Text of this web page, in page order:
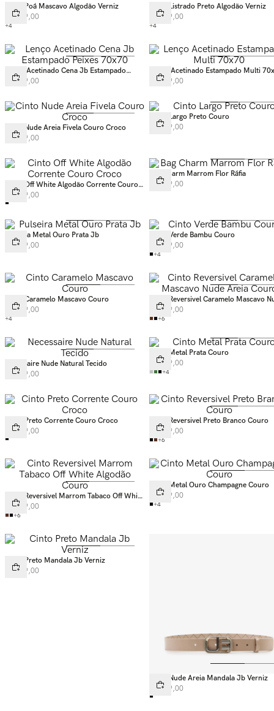
Cinto Poá Mascavo Algodão Verniz
R$ 219,00
+4
Cinto Listrado Preto Algodão Verniz
R$ 219,00
+4
Lenço Acetinado Cena Jb Estampado
Peixes 70x70
R$ 199,00
Lenço Acetinado Estampado Multi
R$ 199,00
Cinto Nude Areia Fivela Couro Croco
R$ 329,00
Cinto Largo Preto Couro
R$ 299,00
Cinto Off White Algodão Corrente Couro
Croco
R$ 399,00
Bag Charm Marrom Flor Ráfia
R$ 249,00
Pulseira Metal Ouro Prata Jb
R$ 349,00
Cinto Verde Bambu Couro
R$ 199,00
+4
Cinto Caramelo Mascavo Couro
R$ 199,00
+4
Cinto Reversivel Caramelo Mascavo
Areia Couro
R$ 399,00
+6
Necessaire Nude Natural Tecido
R$ 169,00
Cinto Metal Prata Couro
R$ 219,00
+4
Cinto Preto Corrente Couro Croco
R$ 399,00
Cinto Reversivel Preto Branco Couro
R$ 399,00
+6
Cinto Reversivel Marrom Tabaco Off White
Algodão Couro
R$ 399,00
+6
Cinto Metal Ouro Champagne Couro
R$ 219,00
+4
Cinto Preto Mandala Jb Verniz
R$ 349,00
Cinto Nude Areia Mandala Jb Verniz
R$ 349,00